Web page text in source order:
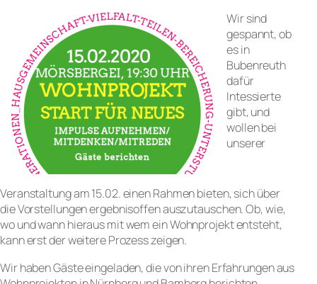
Wir sind
gespannt, ob
es in
Bubenreuth
dafür
Intessierte
gibt, und
wollen bei
unserer
Veranstaltung am 15.02. einen Rahmen bieten, sich über
die Vorstellungen ergebnisoffen auszutauschen. Ob, wie,
wo und wann hieraus mit wem ein Wohnprojekt entsteht,
kann erst der weitere Prozess zeigen.
Wir haben Gäste eingeladen, die von ihren Erfahrungen aus